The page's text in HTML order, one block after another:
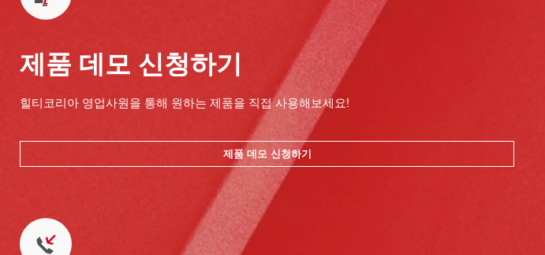
제품 데모 신청하기
힐티코리아 영업사원을 통해 원하는 제품을 직접 사용해보세요!
제품 데모 신청하기